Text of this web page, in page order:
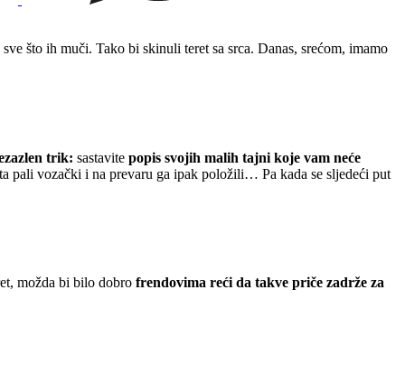
što ih muči. Tako bi skinuli teret sa srca. Danas, srećom, imamo
trik: sastavite popis svojih malih tajni koje vam neće
pali vozački i na prevaru ga ipak položili… Pa kada se sljedeći put
možda bi bilo dobro frendovima reći da takve priče zadrže za